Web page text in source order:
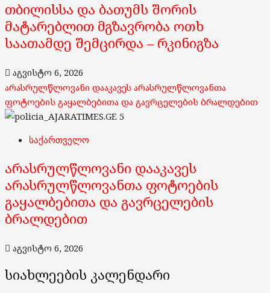
თბილისსა და ბათუმს შორის
მატარებლით მგზავრობა ოთხ
საათამდე შემცირდა – რკინიგზა
აგვისტო 6, 2026
არასრულწლოვანი დააკავეს არასრულწლოვანთა
ფოტოების გაყალბებითა და გავრცელების ბრალდებით
5
საქართველო
არასრულწლოვანი დააკავეს
არასრულწლოვანთა ფოტოების
გაყალბებითა და გავრცელების
ბრალდებით
აგვისტო 6, 2026
სიახლეების კალენდარი